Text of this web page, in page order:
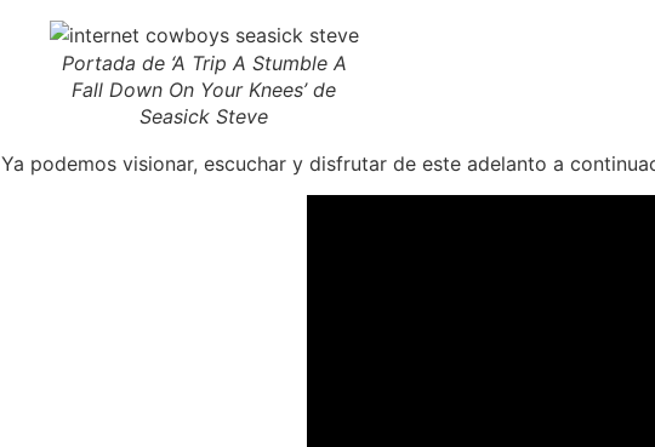
Portada de ‘A Trip A Stumble A
Fall Down On Your Knees’ de
Seasick Steve
Ya podemos visionar, escuchar y disfrutar de este adelanto a